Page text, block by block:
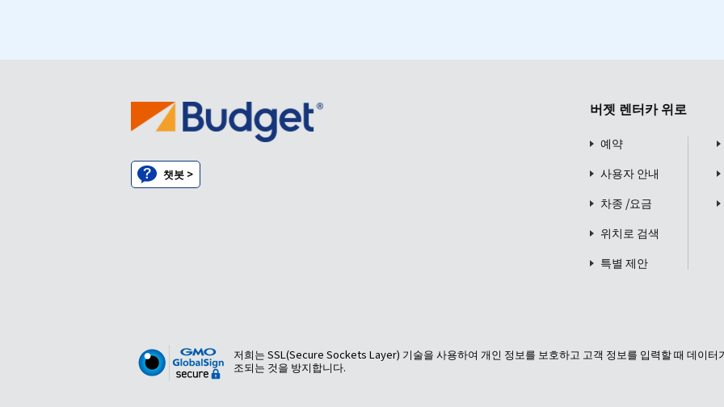
챗봇 >
버젯 렌터카 위로
예약
사용자 안내
차종 /요금
위치로 검색
특별 제안
저희는 SSL(Secure Sockets Layer) 기술을 사용하여 개인 정보를 보호하고 고객 정보를 입력할 때 데이터
조되는 것을 방지합니다.